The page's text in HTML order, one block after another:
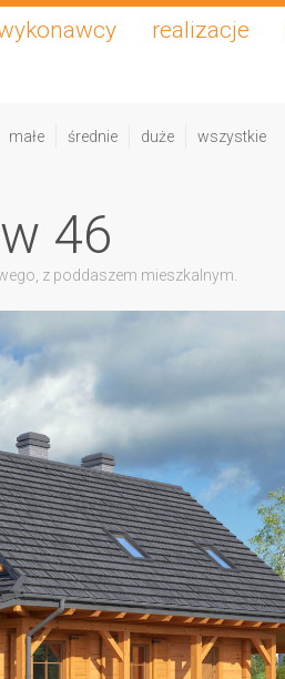
realizacje
małe średnie duże wszystkie
46
z poddaszem mieszkalnym.